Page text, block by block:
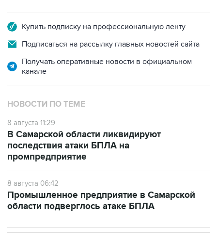
Купить подписку на профессиональную ленту
Подписаться на рассылку главных новостей сайта
Получать оперативные новости в официальном
канале
НОВОСТИ ПО ТЕМЕ
8 августа 11:29
В Самарской области ликвидируют
последствия атаки БПЛА на
промпредприятие
8 августа 06:42
Промышленное предприятие в Самарской
области подверглось атаке БПЛА